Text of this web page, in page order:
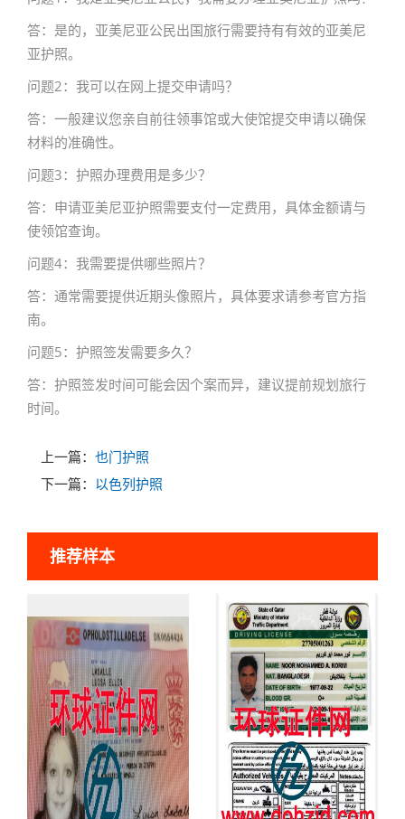
答：是的，亚美尼亚公民出国旅行需要持有有效的亚美尼
亚护照。
问题2：我可以在网上提交申请吗？
答：一般建议您亲自前往领事馆或大使馆提交申请以确保
材料的准确性。
问题3：护照办理费用是多少？
答：申请亚美尼亚护照需要支付一定费用，具体金额请与
使领馆查询。
问题4：我需要提供哪些照片？
答：通常需要提供近期头像照片，具体要求请参考官方指
南。
问题5：护照签发需要多久？
答：护照签发时间可能会因个案而异，建议提前规划旅行
时间。
上一篇： 也门护照
下一篇： 以色列护照
推荐样本